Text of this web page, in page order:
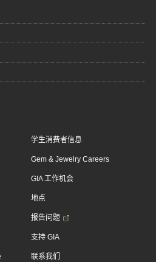
学生消费者信息
Gem & Jewelry Careers
GIA 工作机会
地点
报告问题
支持 GIA
联系我们